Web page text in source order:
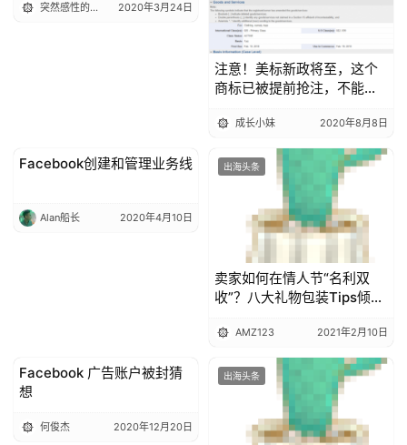
突然感性的图帕 2020年3月24日
注意！美标新政将至，这个
商标已被提前抢注，不能
成长小妹 2020年8月8日
出海头条
Facebook创建和管理业务线
Alan船长 2020年4月10日
出海头条
卖家如何在情人节“名利双
收”？八大礼物包装Tips倾情
AMZ123 2021年2月10日
出海头条
Facebook 广告账户被封猜
想
何俊杰 2020年12月20日
出海头条